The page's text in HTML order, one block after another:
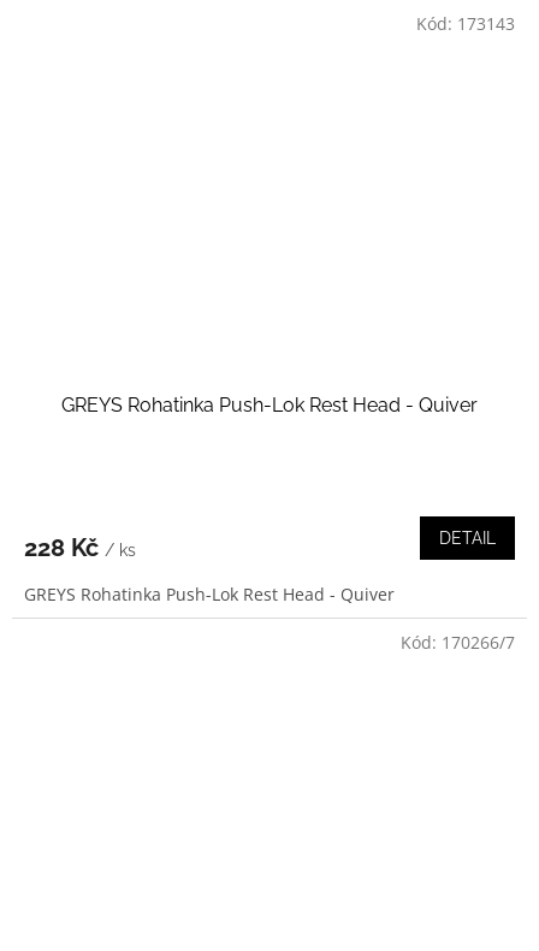
GREYS Rohatinka Push-Lok Rest Head - Quiver
228 Kč / ks
DETAIL
GREYS Rohatinka Push-Lok Rest Head - Quiver
Kód: 173143
Kód: 170266/7